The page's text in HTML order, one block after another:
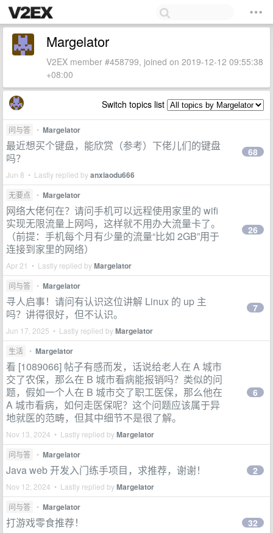
Margelator
V2EX member #458799, joined on 2019-12-12 09:55:38
+08:00
Switch topics list
问与答 • Margelator
最近想买个键盘，能欣赏（参考）下佬儿们的键盘
吗？
Jun 8 • Lastly replied byanxiaodu666
68
无要点 • Margelator
网络大佬何在？请问手机可以远程使用家里的 wifi
实现无限流量上网吗，这样就不用办大流量卡了。
（前提：手机每个月有少量的流量“比如 2GB”用于
连接到家里的网络）
Apr 21 • Lastly replied byMargelator
26
问与答 • Margelator
寻人启事！请问有认识这位讲解 Linux 的 up 主
吗？讲得很好，但不认识。
Jun 17, 2025 • Lastly replied byMargelator
7
生活 • Margelator
看 [1089066] 帖子有感而发，话说给老人在 A 城市
交了农保，那么在 B 城市看病能报销吗？类似的问
题，假如一个人在 B 城市交了职工医保，那么他在
A 城市看病，如何走医保呢？这个问题应该属于异
地就医的范畴，但其中细节不是很了解。
Nov 13, 2024 • Lastly replied byMargelator
6
问与答 • Margelator
Java web 开发入门练手项目，求推荐，谢谢！
Nov 12, 2024 • Lastly replied byMargelator
2
问与答 • Margelator
打游戏零食推荐！ 32